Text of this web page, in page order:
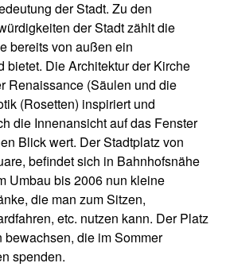
der Stadt. Zu den
der Stadt zählt die
bereits von außen ein
bietet. Die Architektur der Kirche
Renaissance (Säulen und die
(Rosetten) inspiriert und
die Innenansicht auf das Fenster
Blick wert. Der Stadtplatz von
befindet sich in Bahnhofsnähe
Umbau bis 2006 nun kleine
die man zum Sitzen,
etc. nutzen kann. Der Platz
bewachsen, die im Sommer
spenden.